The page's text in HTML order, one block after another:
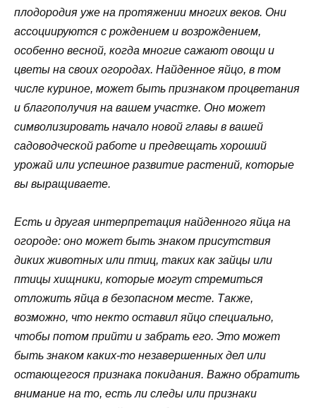
плодородия уже на протяжении многих веков. Они
ассоциируются с рождением и возрождением,
особенно весной, когда многие сажают овощи и
цветы на своих огородах. Найденное яйцо, в том
числе куриное, может быть признаком процветания
и благополучия на вашем участке. Оно может
символизировать начало новой главы в вашей
садоводческой работе и предвещать хороший
урожай или успешное развитие растений, которые
вы выращиваете.
Есть и другая интерпретация найденного яйца на
огороде: оно может быть знаком присутствия
диких животных или птиц, таких как зайцы или
птицы хищники, которые могут стремиться
отложить яйца в безопасном месте. Также,
возможно, что некто оставил яйцо специально,
чтобы потом прийти и забрать его. Это может
быть знаком каких-то незавершенных дел или
остающегося признака покидания. Важно обратить
внимание на то, есть ли следы или признаки